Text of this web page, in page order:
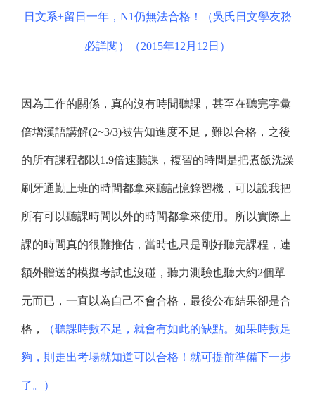
日文系+留日一年，N1仍無法合格！（吳氏日文學友務
必詳閱）（2015年12月12日）
因為工作的關係，真的沒有時間聽課，甚至在聽完字彙
倍增漢語講解(2~3/3)被告知進度不足，難以合格，之後
的所有課程都以1.9倍速聽課，複習的時間是把煮飯洗澡
刷牙通勤上班的時間都拿來聽記憶錄習機，可以說我把
所有可以聽課時間以外的時間都拿來使用。所以實際上
課的時間真的很難推估，當時也只是剛好聽完課程，連
額外贈送的模擬考試也沒碰，聽力測驗也聽大約2個單
元而已，一直以為自己不會合格，最後公布結果卻是合
格， （聽課時數不足，就會有如此的缺點。如果時數足
夠，則走出考場就知道可以合格！就可提前準備下一步
了。）